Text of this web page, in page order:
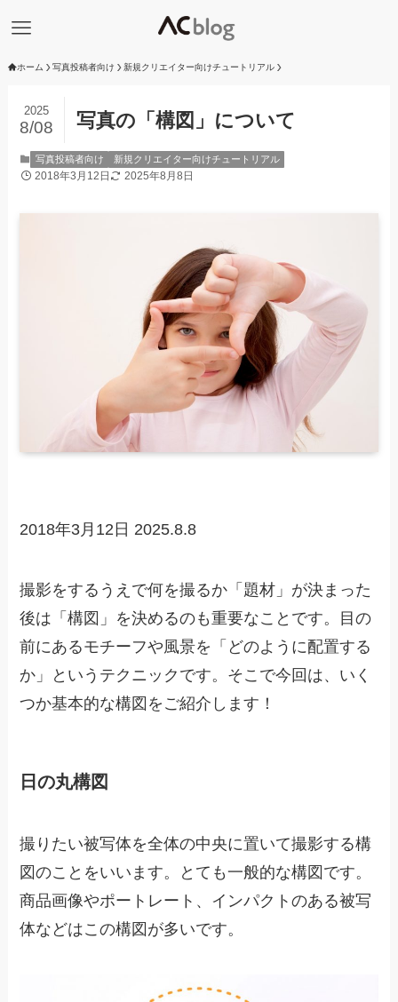
ホーム 写真投稿者向け 新規クリエイター向けチュートリアル
写真の「構図」について
2025
8/08
写真投稿者向け 新規クリエイター向けチュートリアル
2018年3月12日 2025年8月8日
2018年3月12日 2025.8.8
撮影をするうえで何を撮るか「題材」が決まった
後は「構図」を決めるのも重要なことです。目の
前にあるモチーフや風景を「どのように配置する
か」というテクニックです。そこで今回は、いく
つか基本的な構図をご紹介します！
日の丸構図
撮りたい被写体を全体の中央に置いて撮影する構
図のことをいいます。とても一般的な構図です。
商品画像やポートレート、インパクトのある被写
体などはこの構図が多いです。